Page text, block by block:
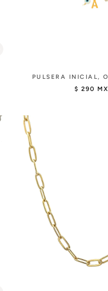
PULSERA INICIAL,
$ 290